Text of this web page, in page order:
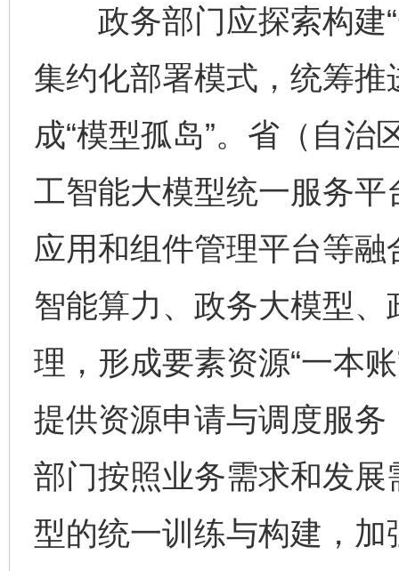
政务部门应探索构建“
集约化部署模式，统筹
成“模型孤岛”。省（自
工智能大模型统一服务
应用和组件管理平台等
智能算力、政务大模型
理，形成要素资源“一本
提供资源申请与调度服
部门按照业务需求和发
型的统一训练与构建，